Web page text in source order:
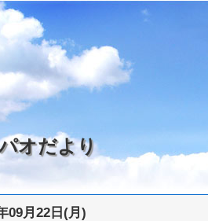
オだより
09月22日(月)